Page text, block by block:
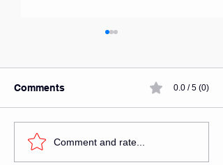
Foundation of Line in
Art - Practice Guide - 3 |
Comments 0.0 / 5 (0)
Comment and rate...